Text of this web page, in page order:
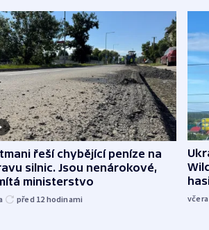
řeší chybějící peníze na
silnic. Jsou nenárokové,
ministerstvo
před 12 hodinami včera